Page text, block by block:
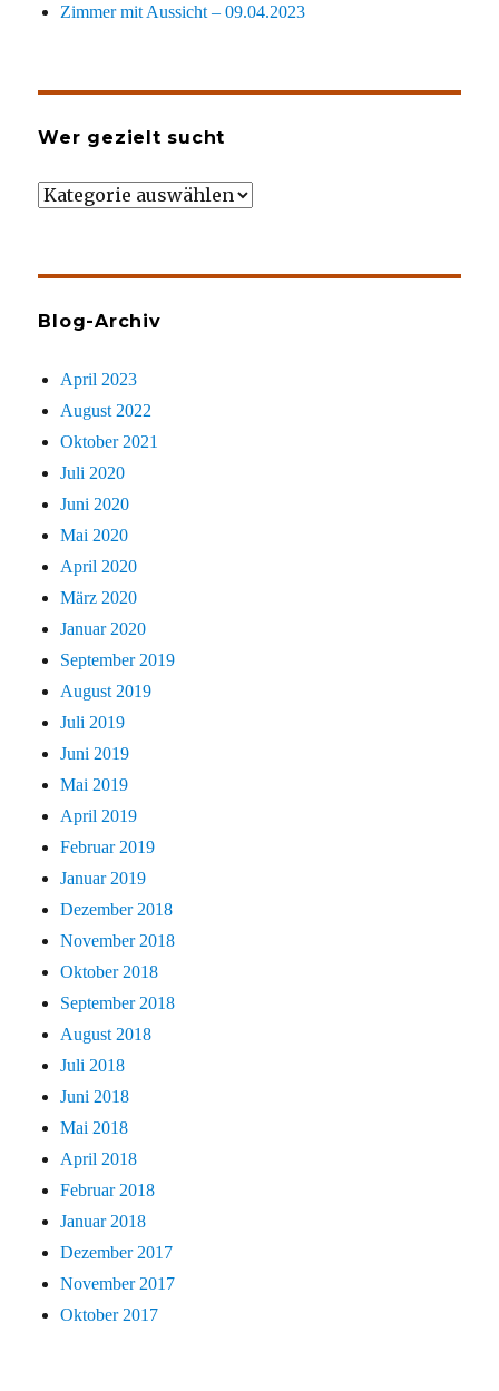
Zimmer mit Aussicht – 09.04.2023
Wer gezielt sucht
Wer
Blog-Archiv
April 2023
August 2022
Oktober 2021
Juli 2020
Juni 2020
Mai 2020
April 2020
März 2020
Januar 2020
September 2019
August 2019
Juli 2019
Juni 2019
Mai 2019
April 2019
Februar 2019
Januar 2019
Dezember 2018
November 2018
Oktober 2018
September 2018
August 2018
Juli 2018
Juni 2018
Mai 2018
April 2018
Februar 2018
Januar 2018
Dezember 2017
November 2017
Oktober 2017